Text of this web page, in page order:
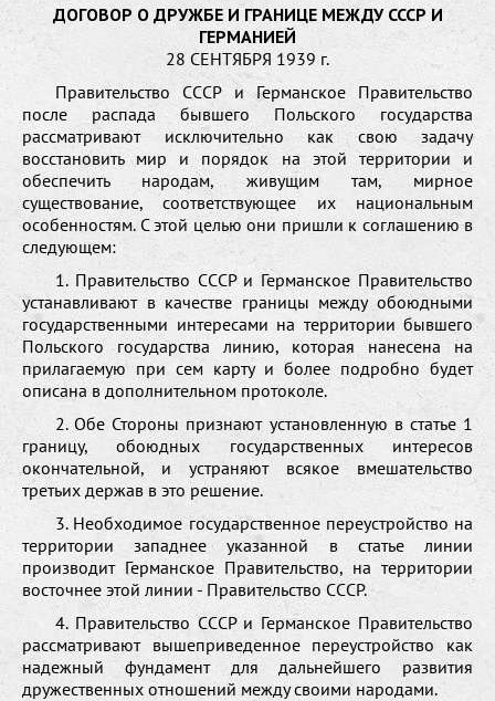
ДОГОВОР О ДРУЖБЕ И ГРАНИЦЕ МЕЖДУ СССР И
ГЕРМАНИЕЙ
28 СЕНТЯБРЯ 1939 г.
Правительство СССР и Германское Правительство
после распада бывшего Польского государства
рассматривают исключительно как свою задачу
восстановить мир и порядок на этой территории и
обеспечить народам, живущим там, мирное
существование, соответствующее их национальным
особенностям. С этой целью они пришли к соглашению в
следующем:
1. Правительство СССР и Германское Правительство
устанавливают в качестве границы между обоюдными
государственными интересами на территории бывшего
Польского государства линию, которая нанесена на
прилагаемую при сем карту и более подробно будет
описана в дополнительном протоколе.
2. Обе Стороны признают установленную в статье 1
границу, обоюдных государственных интересов
окончательной, и устраняют всякое вмешательство
третьих держав в это решение.
3. Необходимое государственное переустройство на
территории западнее указанной в статье линии
производит Германское Правительство, на территории
восточнее этой линии - Правительство СССР.
4. Правительство СССР и Германское Правительство
рассматривают вышеприведенное переустройство как
надежный фундамент для дальнейшего развития
дружественных отношений между своими народами.